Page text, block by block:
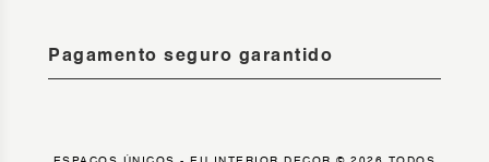
Pagamento seguro garantido